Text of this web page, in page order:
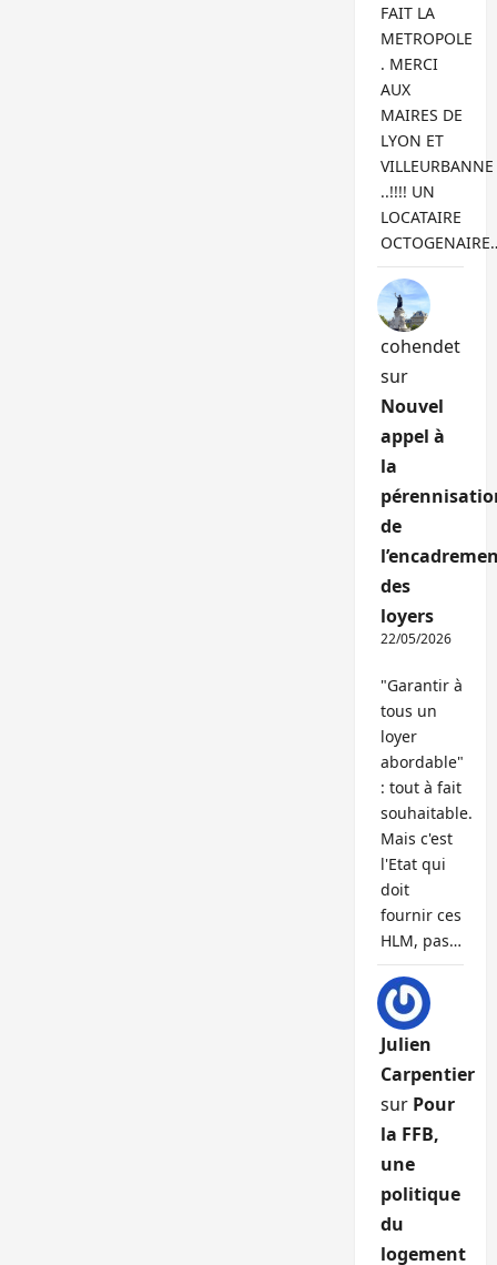
FAIT LA
METROPOLE
. MERCI
AUX
MAIRES DE
LYON ET
VILLEURBANNE
..!!!! UN
LOCATAIRE
cohendet
sur
Nouvel
appel à
la
de
des
loyers
22/05/2026
"Garantir à
tous un
loyer
abordable"
: tout à fait
souhaitable.
Mais c'est
l'Etat qui
doit
fournir ces
HLM, pas…
Julien
Carpentier
sur Pour
la FFB,
une
politique
du
logement